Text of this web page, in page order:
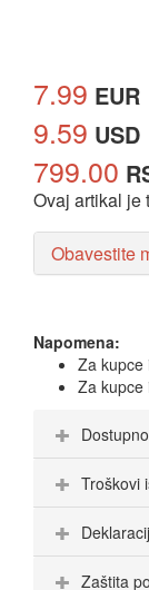
7.99 EUR
9.59 USD
799.00
Ovaj artikal je
Obavestite
Napomena:
Za kupce
Za kupce
Troškovi
Zaštita